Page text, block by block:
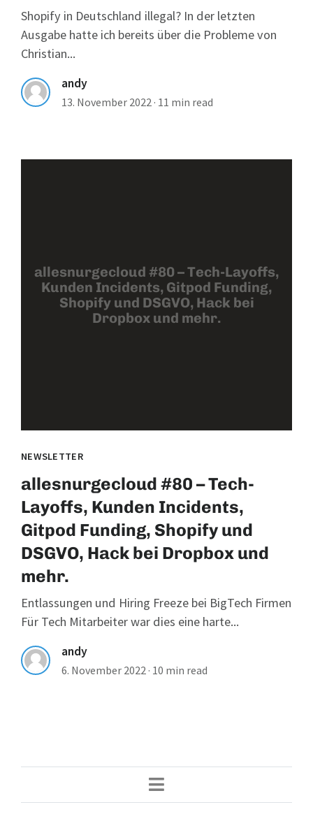
Shopify in Deutschland illegal? In der letzten
Ausgabe hatte ich bereits über die Probleme von
Christian...
andy
13. November 2022 · 11 min read
allesnurgecloud #80 – Tech-Layoffs,
Kunden Incidents, Gitpod Funding,
Shopify und DSGVO, Hack bei
Dropbox und mehr.
NEWSLETTER
allesnurgecloud #80 – Tech-
Layoffs, Kunden Incidents,
Gitpod Funding, Shopify und
DSGVO, Hack bei Dropbox und
mehr.
Entlassungen und Hiring Freeze bei BigTech Firmen
Für Tech Mitarbeiter war dies eine harte...
andy
6. November 2022 · 10 min read